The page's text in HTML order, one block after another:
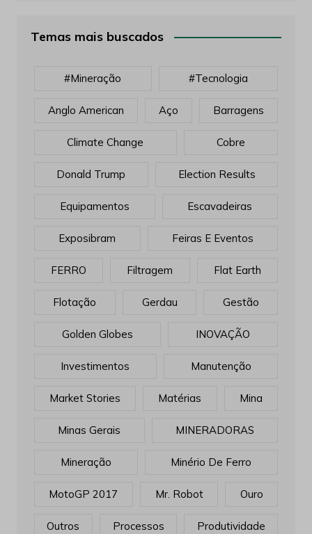
Temas mais buscados
#mineração #tecnologia
Anglo American Aço Barragens
Climate Change Cobre
Donald Trump Election Results
Equipamentos Escavadeiras
Exposibram Feiras E Eventos
FERRO Filtragem Flat Earth
Flotação Gerdau Gestão
Golden Globes INOVAÇÃO
Investimentos Manutenção
Market Stories Matérias Mina
Minas Gerais MINERADORAS
Mineração Minério De Ferro
MotoGP 2017 Mr. Robot Ouro
Outros Processos Produtividade